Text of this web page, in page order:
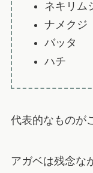
ネキリム
ナメクジ
バッタ
ハチ
代表的なものが
アガベは残念な